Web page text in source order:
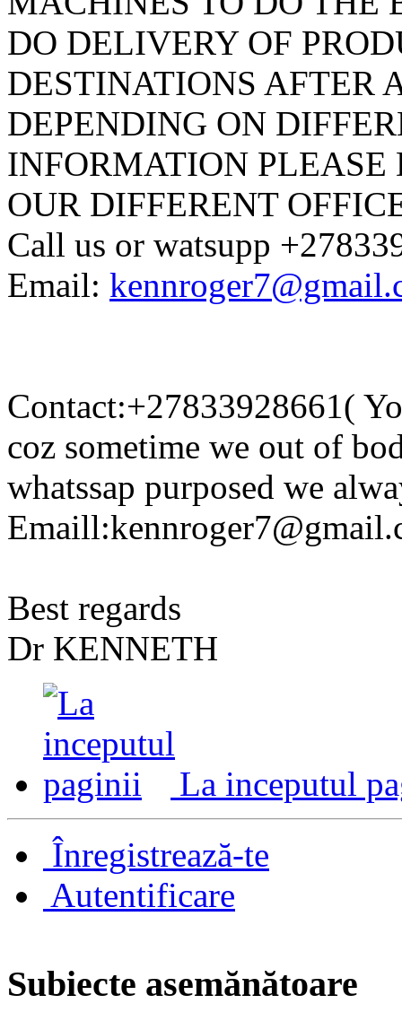
DO DELIVERY OF
DESTINATIONS AFTER
DEPENDING ON
INFORMATION PLEASE
OUR DIFFERENT
Call us or watsupp
Email:
Contact:+27833928661(
coz sometime we out of
whatssap purposed we
Best regards
Dr KENNETH
La inceputul
Înregistrează-te
Autentificare
Subiecte asemănătoare